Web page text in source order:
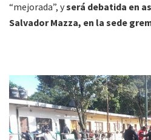
“mejorada”, yserá debatida en
Salvador Mazza, en la sede